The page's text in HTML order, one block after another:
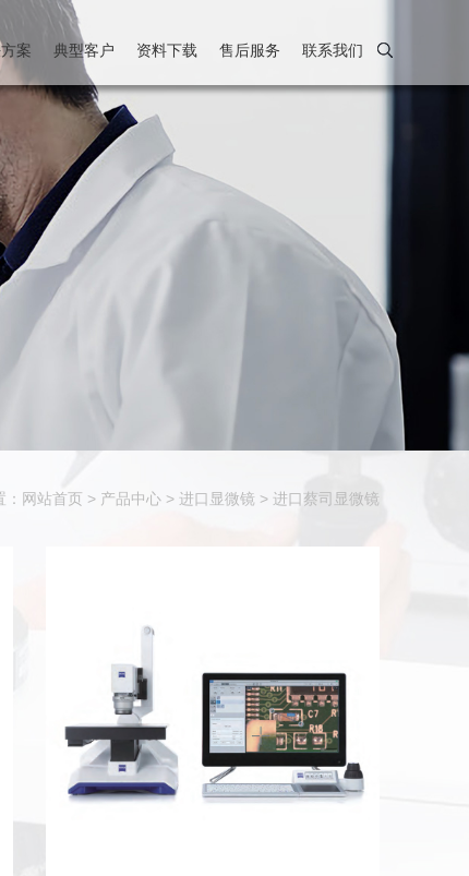
案 典型客户 资料下载 售后服务 联系我们
网站首页 > 产品中心> 进口显微镜 > 进口蔡司显微镜